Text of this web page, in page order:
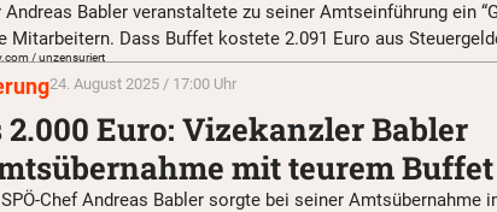
Andreas Babler veranstaltete zu seiner Amtseinführung ein
Mitarbeitern. Dass Buffet kostete 2.091 Euro aus
/ unzensuriert
24. August 2025 / 17:00 Uhr
Euro: Vizekanzler Babler
mit teurem Buffet
Chef Andreas Babler sorgte bei seiner Amtsübernahme